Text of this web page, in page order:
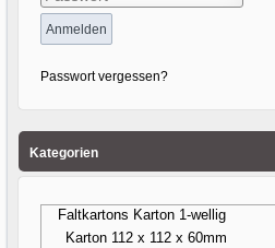
Passwort vergessen?
Kategorien
Faltkartons Karton 1-wellig
Karton 112 x 112 x 60mm